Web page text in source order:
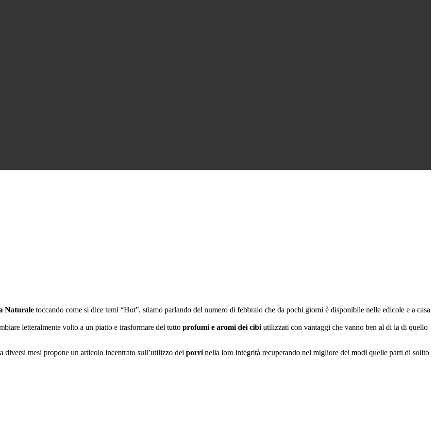
Naturale toccando come si dice temi “Hot”, stiamo parlando del numero di febbraio che da pochi giorni è disponibile nelle edicole e a casa
letteralmente volto a un piatto e trasformare del tutto profumi e aromi dei cibiutilizzati con vantaggi che vanno ben al di la di quello
diversi mesi propone un articolo incentrato sull’utilizzo dei porrinella loro integrità recuperando nel migliore dei modi quelle parti di solito